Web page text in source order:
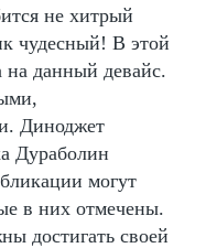
не хитрый
чудесный! В этой
на данный девайс.
Диноджет
Дураболин
могут
в них отмечены.
достигать своей